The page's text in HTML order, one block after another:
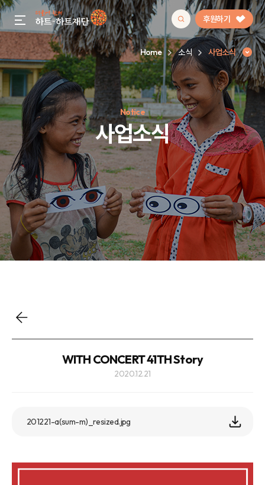
gnb menu open 후원하기
인기 키워드
#정기후원#하트플레이스#캠페인#팬덤후원
Home 소식 사업소식
Notice
사업소식
사업소식
WITH CONCERT 41TH Story
2020.12.21
201221-a(sum-m)_resized.jpg